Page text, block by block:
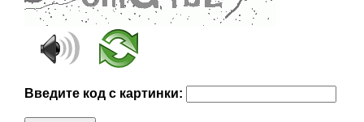
Введите код с картинки: